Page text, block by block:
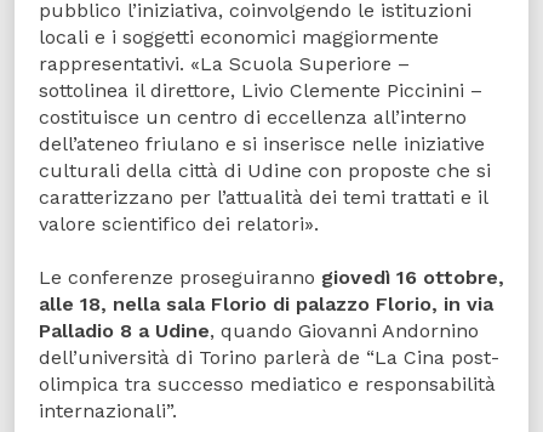
pubblico l’iniziativa, coinvolgendo le istituzioni
locali e i soggetti economici maggiormente
rappresentativi. «La Scuola Superiore –
sottolinea il direttore, Livio Clemente Piccinini –
costituisce un centro di eccellenza all’interno
dell’ateneo friulano e si inserisce nelle iniziative
culturali della città di Udine con proposte che si
caratterizzano per l’attualità dei temi trattati e il
valore scientifico dei relatori».
Le conferenze proseguiranno giovedì 16 ottobre,
alle 18, nella sala Florio di palazzo Florio, in via
Palladio 8 a Udine, quando Giovanni Andornino
dell’università di Torino parlerà de “La Cina post-
olimpica tra successo mediatico e responsabilità
internazionali”.